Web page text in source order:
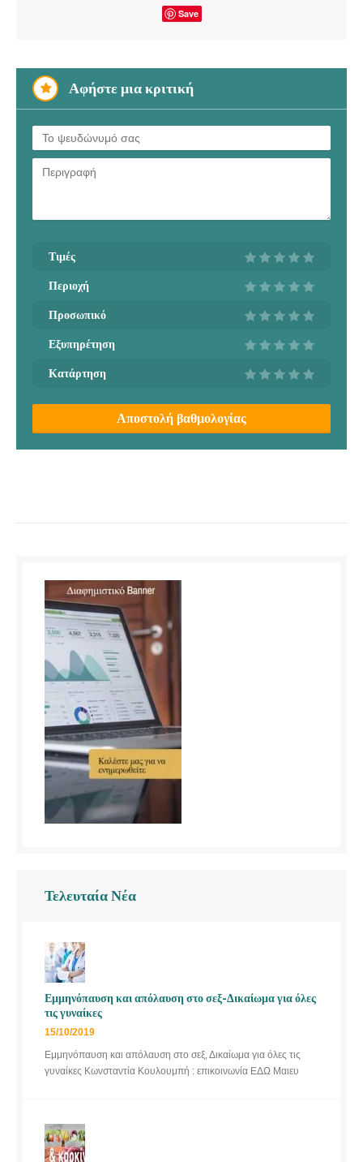
Save
Αφήστε μια κριτική
Τιμές
Περιοχή
Προσωπικό
Εξυπηρέτηση
Κατάρτηση
Αποστολή βαθμολογίας
Τελευταία Νέα
Εμμηνόπαυση και απόλαυση στο σεξ-Δικαίωμα για όλες
τις γυναίκες
15/10/2019
Εμμηνόπαυση και απόλαυση στο σεξ, Δικαίωμα για όλες τις
γυναίκες Κωνσταντία Κουλουμπή : επικοινωνία ΕΔΩ Μαιευ